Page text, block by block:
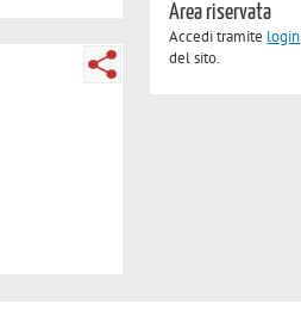
Area riservata
Accedi tramite login
del sito.